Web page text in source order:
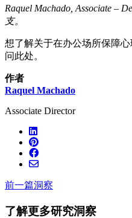
Raquel Machado, Associate –
支。
想了解关于在办公场所保障
问此处。
作者
Raquel Machado
Associate Director
前一篇洞察
了解更多研究洞察